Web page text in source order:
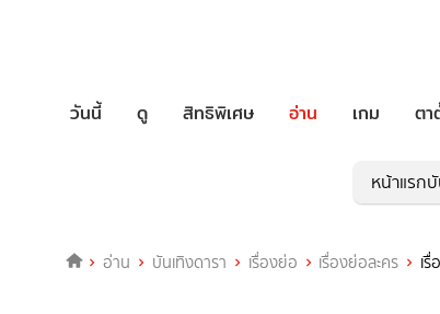
วันนี้ ดู สิทธิพิเศษ อ่าน เกม ตา
หน้าแรก
อ่าน บันเทิงดารา เรื่องย่อ เรื่องย่อละคร เ